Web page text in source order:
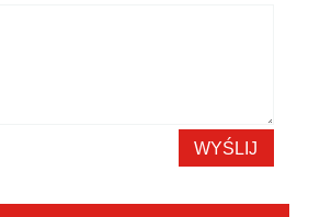
WYŚLIJ